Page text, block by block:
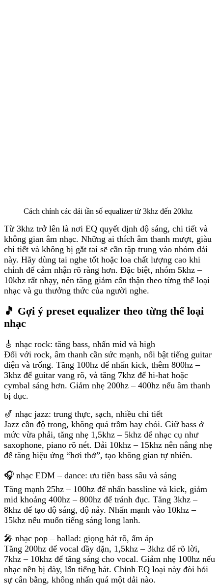
Cách chỉnh các dải tần số equalizer từ 3khz đến 20khz
Từ 3khz trở lên là nơi EQ quyết định độ sáng, chi tiết và
không gian âm nhạc. Những ai thích âm thanh mượt, giàu
chi tiết và không bị gắt tai sẽ cần tập trung vào nhóm dải
này. Hãy dùng tai nghe tốt hoặc loa chất lượng cao khi
chỉnh để cảm nhận rõ ràng hơn. Đặc biệt, nhóm 5khz –
10khz rất nhạy, nên tăng giảm cẩn thận theo từng thể loại
nhạc và gu thưởng thức của người nghe.
🎵 Gợi ý preset equalizer theo từng thể loại
nhạc
🎸 nhạc rock: tăng bass, nhấn mid và high
Đối với rock, âm thanh cần sức mạnh, nổi bật tiếng guitar
điện và trống. Tăng 100hz để nhấn kick, thêm 800hz –
3khz để guitar vang rõ, và tăng 7khz để hi-hat hoặc
cymbal sáng hơn. Giảm nhẹ 200hz – 400hz nếu âm thanh
bị đục.
🎷 nhạc jazz: trung thực, sạch, nhiều chi tiết
Jazz cần độ trong, không quá trầm hay chói. Giữ bass ở
mức vừa phải, tăng nhẹ 1,5khz – 5khz để nhạc cụ như
saxophone, piano rõ nét. Dải 10khz – 15khz nên nâng nhẹ
để tăng hiệu ứng “hơi thở”, tạo không gian tự nhiên.
🎧 nhạc EDM – dance: ưu tiên bass sâu và sáng
Tăng mạnh 25hz – 100hz để nhấn bassline và kick, giảm
mid khoảng 400hz – 800hz để tránh đục. Tăng 3khz –
8khz để tạo độ sáng, độ nảy. Nhấn mạnh vào 10khz –
15khz nếu muốn tiếng sáng long lanh.
🎤 nhạc pop – ballad: giọng hát rõ, ấm áp
Tăng 200hz để vocal đầy đặn, 1,5khz – 3khz để rõ lời,
7khz – 10khz để tăng sáng cho vocal. Giảm nhẹ 100hz nếu
nhạc nền bị dày, lấn tiếng hát. Chỉnh EQ loại này đòi hỏi
sự cân bằng, không nhấn quá một dải nào.